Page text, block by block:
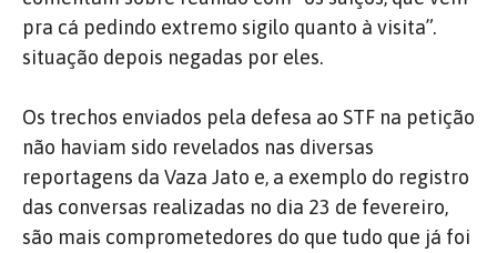
pra cá pedindo extremo sigilo quanto à visita”.
situação depois negadas por eles.
Os trechos enviados pela defesa ao STF na petição
não haviam sido revelados nas diversas
reportagens da Vaza Jato e, a exemplo do registro
das conversas realizadas no dia 23 de fevereiro,
são mais comprometedores do que tudo que já foi